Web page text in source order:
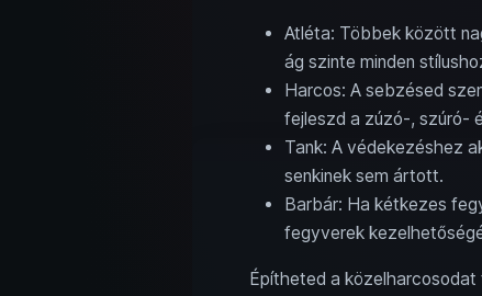
Atléta: Többek között
ág szinte minden
Harcos: A sebzésed
fejleszd a zúzó-, szúró-
Tank: A védekezéshez
senkinek sem ártott.
Barbár: Ha kétkezes
fegyverek
Építheted a közelharcosodat